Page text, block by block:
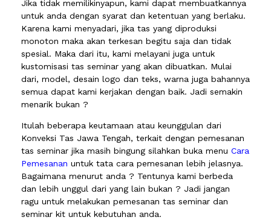
Jika tidak memilikinyapun, kami dapat membuatkannya
untuk anda dengan syarat dan ketentuan yang berlaku.
Karena kami menyadari, jika tas yang diproduksi
monoton maka akan terkesan begitu saja dan tidak
spesial. Maka dari itu, kami melayani juga untuk
kustomisasi tas seminar yang akan dibuatkan. Mulai
dari, model, desain logo dan teks, warna juga bahannya
semua dapat kami kerjakan dengan baik. Jadi semakin
menarik bukan ?
Itulah beberapa keutamaan atau keunggulan dari
Konveksi Tas Jawa Tengah, terkait dengan pemesanan
tas seminar jika masih bingung silahkan buka menu Cara
Pemesanan untuk tata cara pemesanan lebih jelasnya.
Bagaimana menurut anda ? Tentunya kami berbeda
dan lebih unggul dari yang lain bukan ? Jadi jangan
ragu untuk melakukan pemesanan tas seminar dan
seminar kit untuk kebutuhan anda.